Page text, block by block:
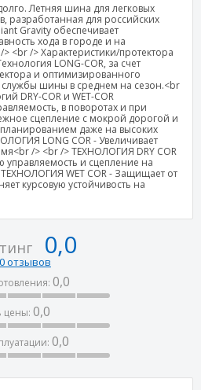
Летняя шина для легковых
разработанная для российских
Gravity обеспечивает
хода в городе и на
<br /> Характеристики/протектора
LONG-COR, за счет
и оптимизированного
службы шины в среднем на сезон.<br
DRY-COR и WET-COR
в поворотах и при
сцепление с мокрой дорогой и
даже на высоких
LONG COR - Увеличивает
/> <br /> ТЕХНОЛОГИЯ DRY COR
управляемость и сцепление на
WET COR - Защищает от
курсовую устойчивость на
0,0
0 отзывов
0,0
цены: 0,0
0,0